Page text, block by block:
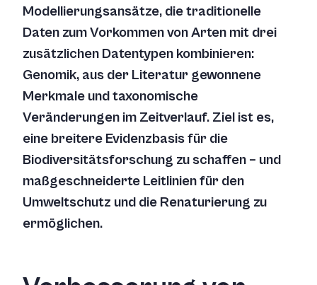
Modellierungsansätze, die traditionelle
Daten zum Vorkommen von Arten mit drei
zusätzlichen Datentypen kombinieren:
Genomik, aus der Literatur gewonnene
Merkmale und taxonomische
Veränderungen im Zeitverlauf. Ziel ist es,
eine breitere Evidenzbasis für die
Biodiversitätsforschung zu schaffen – und
maßgeschneiderte Leitlinien für den
Umweltschutz und die Renaturierung zu
ermöglichen.